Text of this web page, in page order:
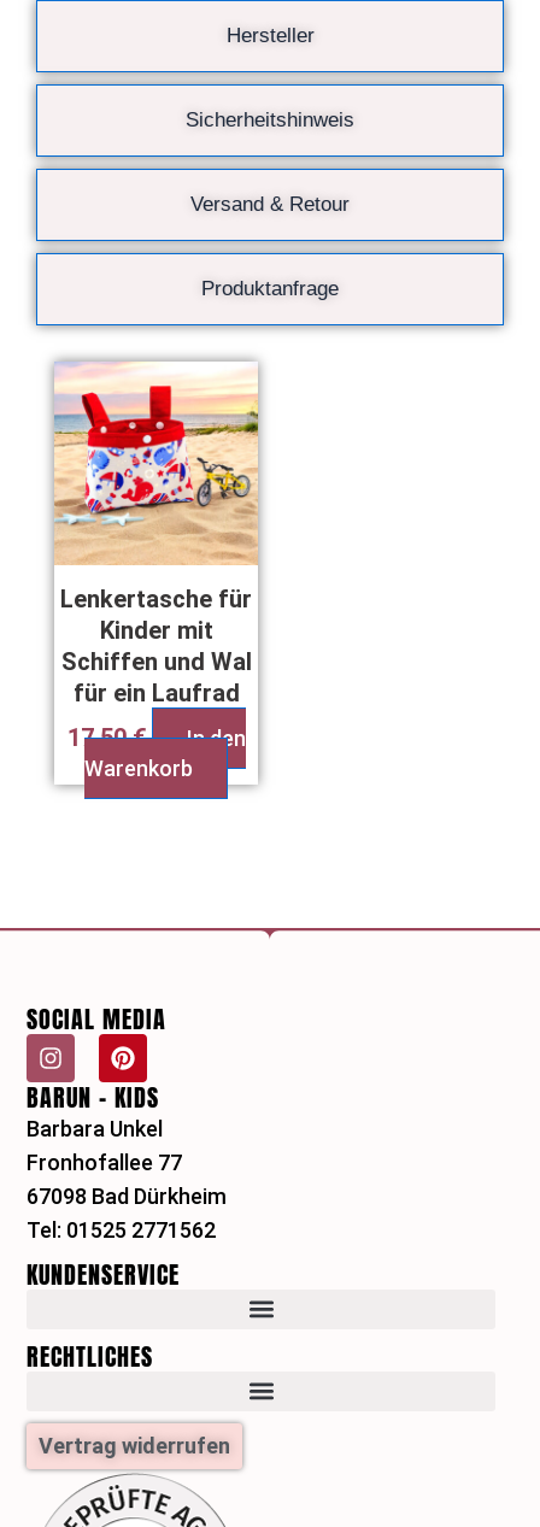
Hersteller
Sicherheitshinweis
Versand & Retour
Produktanfrage
Lenkertasche für
Kinder mit
Schiffen und Wal
für ein Laufrad
17,50€
In den
Warenkorb
SOCIAL MEDIA
I
n
s
t
a
g
r
a
m
P
i
n
t
e
r
e
s
t
BARUN - KIDS
Barbara Unkel
Fronhofallee 77
67098 Bad Dürkheim
Tel: 01525 2771562
KUNDENSERVICE
RECHTLICHES
Vertrag widerrufen